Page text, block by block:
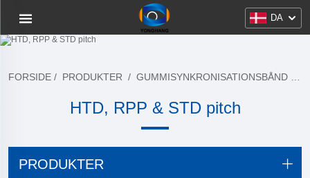
DA
FORSIDE / PRODUKTER / GUMMISYNKRONISATIONSBÅND
HTD, RPP & STD pitch
PRODUKTER